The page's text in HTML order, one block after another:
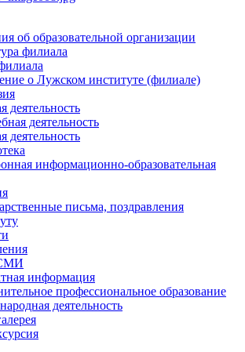
об образовательной организации
филиала
о Лужском институте (филиале)
деятельность
деятельность
деятельность
информационно-образовательная
письма, поздравления
информация
профессиональное образование
деятельность